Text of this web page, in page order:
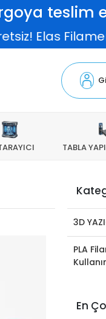
teslim
TABLA
3D
PLA
En